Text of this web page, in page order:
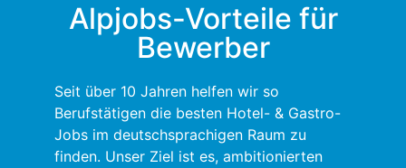
Alpjobs-Vorteile für
Bewerber
Seit über 10 Jahren helfen wir so
Berufstätigen die besten Hotel- & Gastro-
Jobs im deutschsprachigen Raum zu
finden. Unser Ziel ist es, ambitionierten